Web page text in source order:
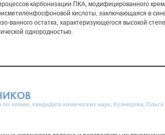
карбонизации ПКА, модифицированного
кислоты, заключающаяся в
ванного остатка, характеризующегося высокой
однородностью.
по химии, кандидата химических наук, Кузнецова,